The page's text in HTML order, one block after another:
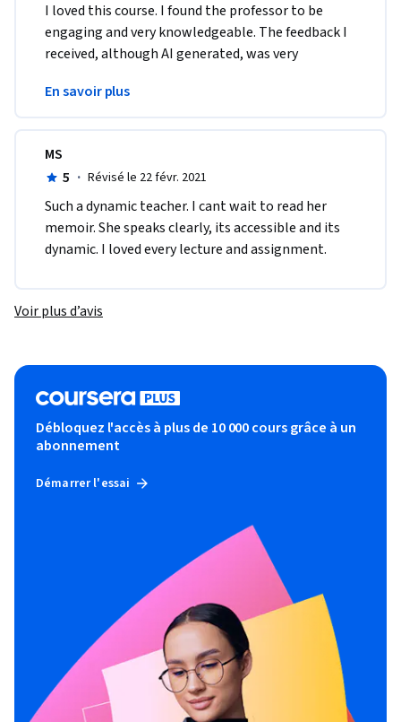
I loved this course. I found the professor to be
engaging and very knowledgeable. The feedback I
received, although AI generated, was very
course. :)
En savoir plus
MS
5 · Révisé le 22 févr. 2021
Such a dynamic teacher. I cant wait to read her
memoir. She speaks clearly, its accessible and its
dynamic. I loved every lecture and assignment.
Voir plus d’avis
Débloquez l'accès à plus de 10 000 cours grâce à un
abonnement
Démarrer l'essai